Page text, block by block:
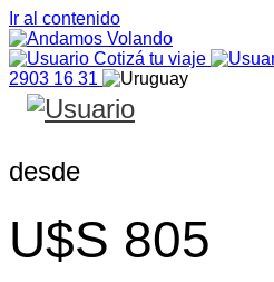
Ir al contenido
Cotizá tu viaje
2903 16 31
desde
U$S 805